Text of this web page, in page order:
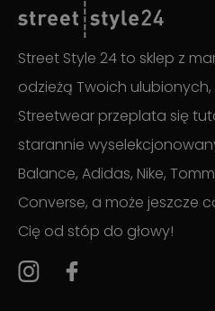
Street Style 24 to sklep z
odzieżą Twoich
Streetwear przeplata się
starannie
Balance, Adidas, Nike,
Converse, a może jeszcze
Cię od stóp do głowy!